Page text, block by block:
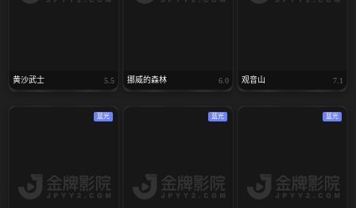
黄沙武士 5.5 挪威的森林 6.0 观音山 7.1
蓝光 蓝光 蓝光